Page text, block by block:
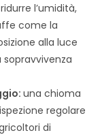
l’umidità,
come la
alla luce
una chioma
regolare
di